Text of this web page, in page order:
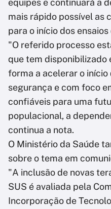
equipes e continuará a
mais rápido possível as
para o início dos
"O referido processo
que tem disponibilizado
forma a acelerar o início
segurança e com foco
confiáveis para uma
populacional, a
continua a nota.
O Ministério da Saúde
sobre o tema em
"A inclusão de novas
SUS é avaliada pela
Incorporação de